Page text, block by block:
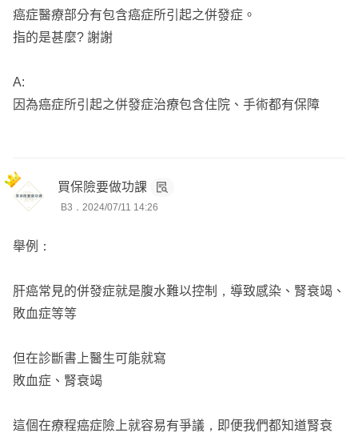
癌症醫療部分有包含癌症所引起之併發症。
指的是甚麼? 謝謝
A:
因為癌症所引起之併發症治療包含住院、手術都有保障
買保險要做功課
B3．2024/07/11 14:26
舉例：
肝癌常見的併發症就是腹水難以控制，導致感染、腎衰竭、
敗血症等等
但在診斷書上醫生可能就寫
敗血症、腎衰竭
這個在療程癌症險上就容易有爭議，即便我們都知道腎衰